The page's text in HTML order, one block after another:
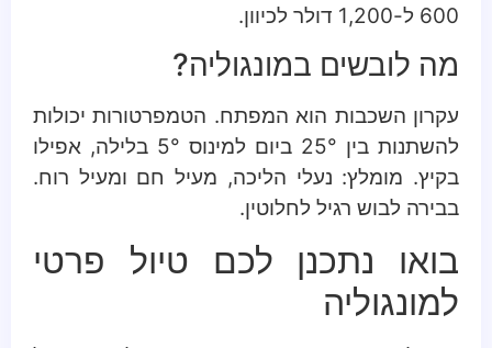
600 ל-1,200 דולר לכיוון.
מה לובשים במונגוליה?
עקרון השכבות הוא המפתח. הטמפרטורות יכולות
להשתנות בין 25° ביום למינוס 5° בלילה, אפילו
בקיץ. מומלץ: נעלי הליכה, מעיל חם ומעיל רוח.
בבירה לבוש רגיל לחלוטין.
בואו נתכנן לכם טיול פרטי
למונגוליה